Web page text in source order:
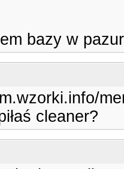
bazy w
cleaner?